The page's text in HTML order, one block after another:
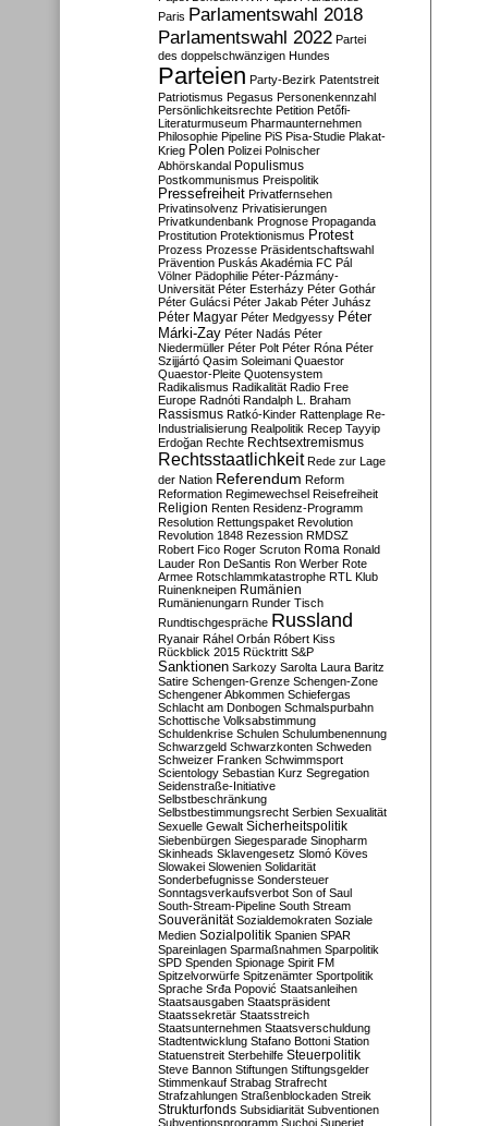
Paris Parlamentswahl 2018
Parlamentswahl 2022 Partei
des doppelschwänzigen Hundes
Parteien Party-Bezirk Patentstreit
Patriotismus Pegasus Personenkennzahl
Persönlichkeitsrechte Petition Petőfi-
Literaturmuseum Pharmaunternehmen
Philosophie Pipeline PiS Pisa-Studie Plakat-
Krieg Polen Polizei Polnischer
Abhörskandal Populismus
Postkommunismus Preispolitik
Pressefreiheit Privatfernsehen
Privatinsolvenz Privatisierungen
Privatkundenbank Prognose Propaganda
Prostitution Protektionismus Protest
Prozess Prozesse Präsidentschaftswahl
Prävention Puskás Akadémia FC Pál
Völner Pädophilie Péter-Pázmány-
Universität Péter Esterházy Péter Gothár
Péter Gulácsi Péter Jakab Péter Juhász
Péter Magyar Péter Medgyessy Péter
Márki-Zay Péter Nadás Péter
Niedermüller Péter Polt Péter Róna Péter
Szijjártó Qasim Soleimani Quaestor
Quaestor-Pleite Quotensystem
Radikalismus Radikalität Radio Free
Europe Radnóti Randalph L. Braham
Rassismus Ratkó-Kinder Rattenplage Re-
Industrialisierung Realpolitik Recep Tayyip
Erdoğan Rechte Rechtsextremismus
Rechtsstaatlichkeit Rede zur Lage
der Nation Referendum Reform
Reformation Regimewechsel Reisefreiheit
Religion Renten Residenz-Programm
Resolution Rettungspaket Revolution
Revolution 1848 Rezession RMDSZ
Robert Fico Roger Scruton Roma Ronald
Lauder Ron DeSantis Ron Werber Rote
Armee Rotschlammkatastrophe RTL Klub
Ruinenkneipen Rumänien
Rumänienungarn Runder Tisch
Rundtischgespräche Russland
Ryanair Ráhel Orbán Róbert Kiss
Rückblick 2015 Rücktritt S&P
Sanktionen Sarkozy Sarolta Laura Baritz
Satire Schengen-Grenze Schengen-Zone
Schengener Abkommen Schiefergas
Schlacht am Donbogen Schmalspurbahn
Schottische Volksabstimmung
Schuldenkrise Schulen Schulumbenennung
Schwarzgeld Schwarzkonten Schweden
Schweizer Franken Schwimmsport
Scientology Sebastian Kurz Segregation
Seidenstraße-Initiative
Selbstbeschränkung
Selbstbestimmungsrecht Serbien Sexualität
Sexuelle Gewalt Sicherheitspolitik
Siebenbürgen Siegesparade Sinopharm
Skinheads Sklavengesetz Slomó Köves
Slowakei Slowenien Solidarität
Sonderbefugnisse Sondersteuer
Sonntagsverkaufsverbot Son of Saul
South-Stream-Pipeline South Stream
Souveränität Sozialdemokraten Soziale
Medien Sozialpolitik Spanien SPAR
Spareinlagen Sparmaßnahmen Sparpolitik
SPD Spenden Spionage Spirit FM
Spitzelvorwürfe Spitzenämter Sportpolitik
Sprache Srđa Popović Staatsanleihen
Staatsausgaben Staatspräsident
Staatssekretär Staatsstreich
Staatsunternehmen Staatsverschuldung
Stadtentwicklung Stafano Bottoni Station
Statuenstreit Sterbehilfe Steuerpolitik
Steve Bannon Stiftungen Stiftungsgelder
Stimmenkauf Strabag Strafrecht
Strafzahlungen Straßenblockaden Streik
Strukturfonds Subsidiarität Subventionen
Subventionsprogramm Suchoi Superjet